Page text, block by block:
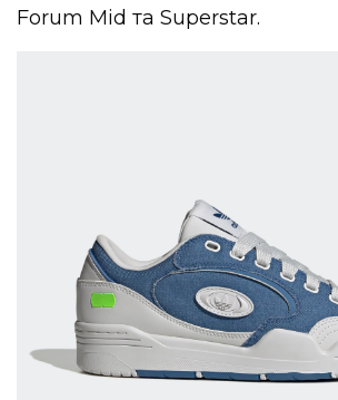
Forum Mid та Superstar.